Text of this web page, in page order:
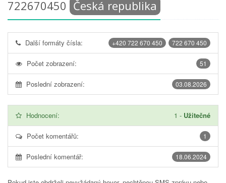
722670450 Česká republika
722 670 450
+420 722 670 450
Další formáty čísla:
51
Počet zobrazení:
03.08.2026
Poslední zobrazení:
Hodnocení: 1 - Užitečné
1
Počet komentářů:
18.06.2024
Poslední komentář: